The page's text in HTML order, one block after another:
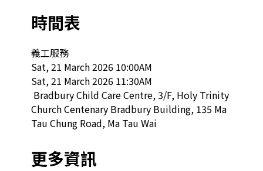
時間表
義工服務
Sat, 21 March 2026 10:00AM
Sat, 21 March 2026 11:30AM
Church Centenary Bradbury Building, 135 Ma
Tau Chung Road, Ma Tau Wai
更多資訊